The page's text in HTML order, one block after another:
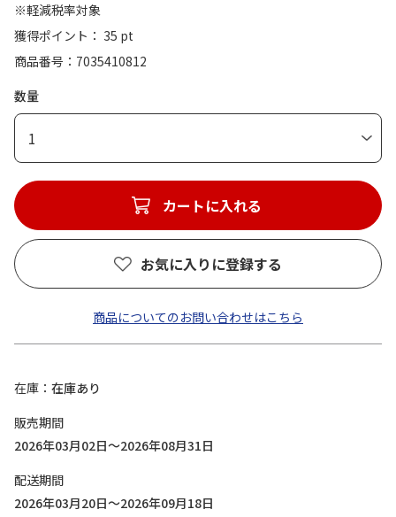
※軽減税率対象
獲得ポイント： 35 pt
商品番号
7035410812
数量
1
カートに入れる
お気に入りに登録する
商品についてのお問い合わせはこちら
在庫
在庫あり
販売期間
2026年03月02日～2026年08月31日
配送期間
2026年03月20日～2026年09月18日